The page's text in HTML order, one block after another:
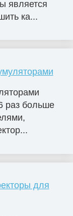
является
ка...
раз больше
для